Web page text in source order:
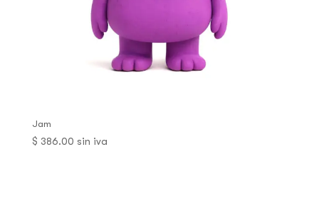
Jam
$ 386.00 sin iva